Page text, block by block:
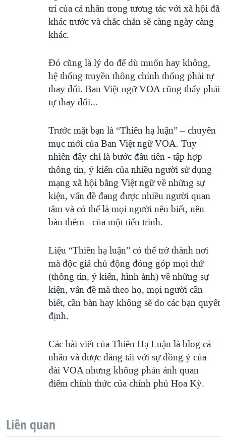
trí của cá nhân trong tương tác với xã hội đã
khác trước và chắc chắn sẽ càng ngày càng
khác.
Đó cũng là lý do để dù muốn hay không,
hệ thống truyền thông chính thống phải tự
thay đổi. Ban Việt ngữ VOA cũng thấy phải
tự thay đổi...
Trước mặt bạn là “Thiên hạ luận” – chuyên
mục mới của Ban Việt ngữ VOA. Tuy
nhiên đây chỉ là bước đầu tiên - tập hợp
thông tin, ý kiến của nhiều người sử dụng
mạng xã hội bằng Việt ngữ về những sự
kiện, vấn đề đang được nhiều người quan
tâm và có thể là mọi người nên biết, nên
bàn thêm - của một tiến trình.
Liệu “Thiên hạ luận” có thể trở thành nơi
mà độc giả chủ động đóng góp mọi thứ
(thông tin, ý kiến, hình ảnh) về những sự
kiện, vấn đề mà theo họ, mọi người cần
biết, cần bàn hay không sẽ do các bạn quyết
định.
Các bài viết của Thiên Hạ Luận là blog cá
nhân và được đăng tải với sự đồng ý của
đài VOA nhưng không phản ánh quan
điểm chính thức của chính phủ Hoa Kỳ.
Liên quan